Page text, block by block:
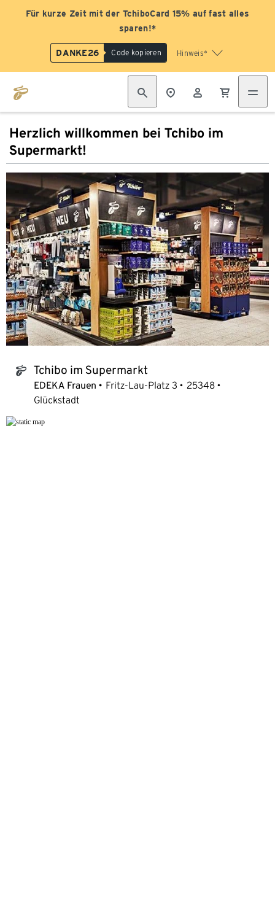
Für kurze Zeit mit der TchiboCard 15% auf fast alles
sparen!*
DANKE26 Code kopieren Hinweis*
Herzlich willkommen bei Tchibo im
Supermarkt!
tchibo_logo Tchibo im Supermarkt
EDEKA Frauen Fritz-Lau-Platz 3
25348
Glückstadt